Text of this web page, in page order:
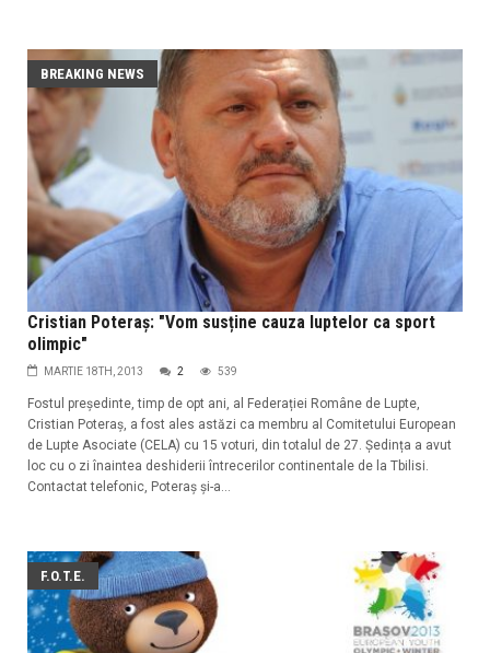
BREAKING NEWS
Cristian Poteraș: "Vom susține cauza luptelor ca sport
olimpic"
MARTIE 18TH, 2013 2 539
Fostul președinte, timp de opt ani, al Federației Române de Lupte,
Cristian Poteraș, a fost ales astăzi ca membru al Comitetului European
de Lupte Asociate (CELA) cu 15 voturi, din totalul de 27. Ședința a avut
loc cu o zi înaintea deshiderii întrecerilor continentale de la Tbilisi.
Contactat telefonic, Poteraș și-a...
F.O.T.E.